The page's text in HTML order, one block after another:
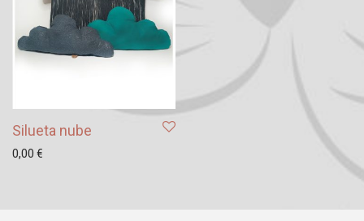
Silueta nube
0,00 €